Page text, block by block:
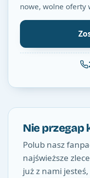
nowe, wolne oferty
Nie przegap
Polub nasz
najświeższe
już z nami